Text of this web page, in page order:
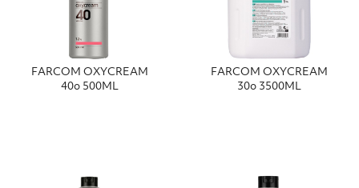
FΑRCΟΜ ΟΧΥCRΕΑΜ
40ο 500ΜL
FΑRCΟΜ ΟΧΥCRΕΑΜ
30ο 3500ΜL